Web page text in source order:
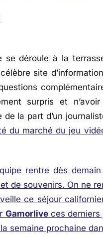
déroule à la
site
surpris et
la part d’un
du marché du jeu
rentre dès
de souvenirs. On ne
ce séjour
Gamorliveces derniers
semaine prochaine